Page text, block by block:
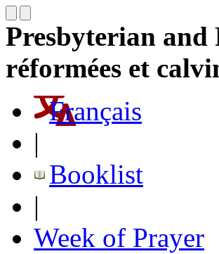
Presbyterian and
réformées et
Français
|
Booklist
|
Week of Prayer